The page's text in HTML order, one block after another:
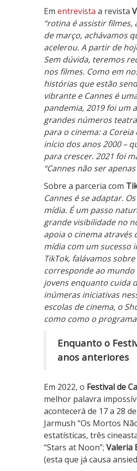
l
d
o
F
e
s
t
i
v
a
l
d
e
C
a
n
n
e
s
2
0
2
2
Em entrevista a revista
“rotina é assistir filmes,
de março, achávamos
acelerou. A partir de
Sem dúvida, teremos
nos filmes. Como em
histórias que estão
vibrante e Cannes é
pandemia, 2019 foi um
grandes números
para o cinema: a
início dos anos 2000 –
para crescer. 2021 foi
“Cannes não ser
Sobre a parceria com
Cannes é se adaptar.
mídia. É um passo
grande visibilidade no
apoia o cinema através
mídia com um sucesso
TikTok, falávamos
corresponde ao mundo
jovens enquanto cuida
inúmeras iniciativas
escolas de cinema, o
como como o programa
Enquanto o
anos anteriores
Em 2022, o Festival de
melhor palavra
acontecerá de 17 a 28
Jarmush “Os Mortos
estatísticas, três
“Stars at Noon”; Valeria
(esta que já causa